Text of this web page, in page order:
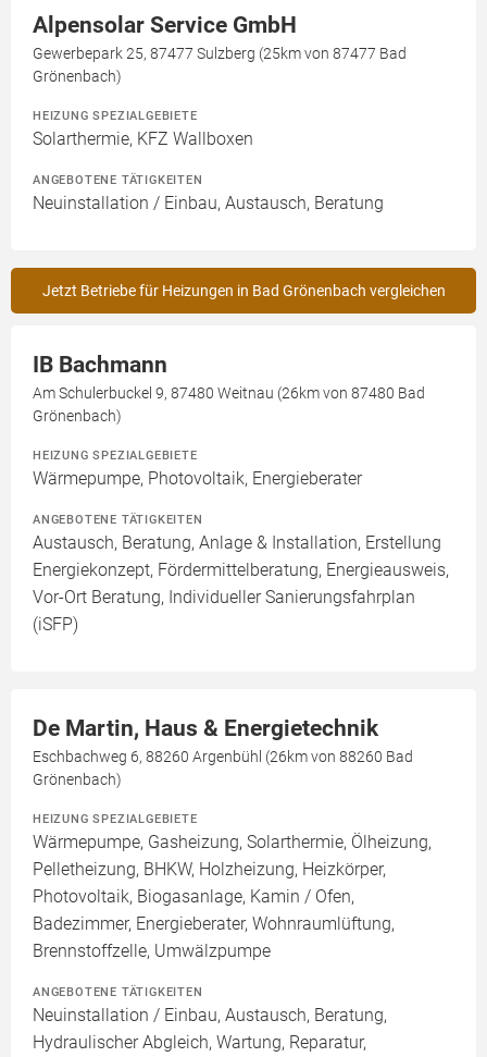
Alpensolar Service GmbH
Gewerbepark 25, 87477 Sulzberg (25km von 87477 Bad
Grönenbach)
HEIZUNG SPEZIALGEBIETE
Solarthermie, KFZ Wallboxen
ANGEBOTENE TÄTIGKEITEN
Neuinstallation / Einbau, Austausch, Beratung
Jetzt Betriebe für Heizungen in Bad Grönenbach vergleichen
IB Bachmann
Am Schulerbuckel 9, 87480 Weitnau (26km von 87480 Bad
Grönenbach)
HEIZUNG SPEZIALGEBIETE
Wärmepumpe, Photovoltaik, Energieberater
ANGEBOTENE TÄTIGKEITEN
Austausch, Beratung, Anlage & Installation, Erstellung
Energiekonzept, Fördermittelberatung, Energieausweis,
Vor-Ort Beratung, Individueller Sanierungsfahrplan
(iSFP)
De Martin, Haus & Energietechnik
Eschbachweg 6, 88260 Argenbühl (26km von 88260 Bad
Grönenbach)
HEIZUNG SPEZIALGEBIETE
Wärmepumpe, Gasheizung, Solarthermie, Ölheizung,
Pelletheizung, BHKW, Holzheizung, Heizkörper,
Photovoltaik, Biogasanlage, Kamin / Ofen,
Badezimmer, Energieberater, Wohnraumlüftung,
Brennstoffzelle, Umwälzpumpe
ANGEBOTENE TÄTIGKEITEN
Neuinstallation / Einbau, Austausch, Beratung,
Hydraulischer Abgleich, Wartung, Reparatur,